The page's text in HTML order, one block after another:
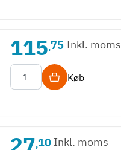
115,75 Inkl. moms
Køb
,10 Inkl. moms